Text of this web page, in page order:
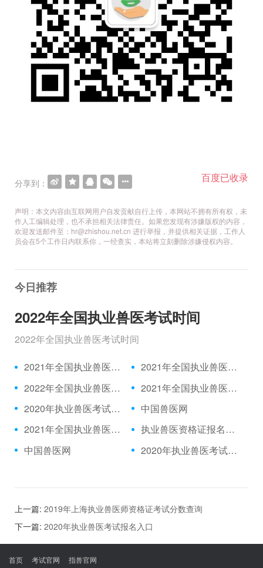
百度已收录
分享到：
声明：本文内容由互联网用户自发贡献自行上传，本网站不拥有所有权，未
作人工编辑处理，也不承担相关法律责任。如果您发现有涉嫌版权的内容，
欢迎发送邮件至：hr@zhishou.net.cn 进行举报，并提供相关证据，工作人
员会在5个工作日内联系你，一经查实，本站将立刻删除涉嫌侵权内容。
今日推荐
2022年全国执业兽医考试时间
2022年全国执业兽医考试时间
2021年全国执业兽医资格考试成绩公布时间、合格分数线
2021年全国执业兽医资格考试真题
2022年全国执业兽医考试时间
2021年全国执业兽医考试报名时间
2020年执业兽医考试题目|2021年执业兽医中国兽医网官网
中国兽医网
2021年全国执业兽医考试报名入口
执业兽医资格证报名入口|中国兽医网
中国兽医网
2020年执业兽医考试推迟|执业兽医考试网
上一篇: 2019年上海执业兽医师资格证考试分数查询
下一篇: 2020年执业兽医考试报名入口
首页 考试官网 指兽官网